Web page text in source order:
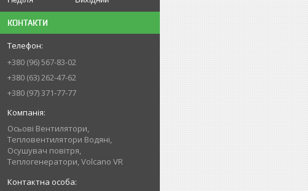
КОНТАКТИ
+380 (96) 567-83-02
+380 (63) 262-47-62
+380 (97) 371-77-77
Осьові Вентилятори,
Тепловентилятори Водяні,
Осушувач повітря,
Теплогенератори, Volcano VR